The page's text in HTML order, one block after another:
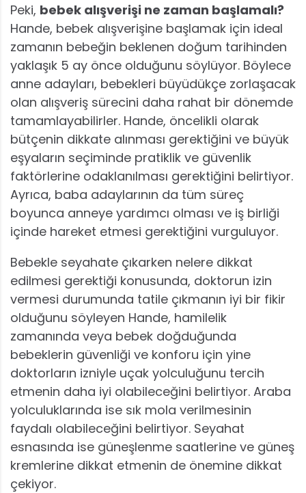
Peki, bebek alışverişi ne zaman başlamalı?
Hande, bebek alışverişine başlamak için ideal
zamanın bebeğin beklenen doğum tarihinden
yaklaşık 5 ay önce olduğunu söylüyor. Böylece
anne adayları, bebekleri büyüdükçe zorlaşacak
olan alışveriş sürecini daha rahat bir dönemde
tamamlayabilirler. Hande, öncelikli olarak
bütçenin dikkate alınması gerektiğini ve büyük
eşyaların seçiminde pratiklik ve güvenlik
faktörlerine odaklanılması gerektiğini belirtiyor.
Ayrıca, baba adaylarının da tüm süreç
boyunca anneye yardımcı olması ve iş birliği
içinde hareket etmesi gerektiğini vurguluyor.
Bebekle seyahate çıkarken nelere dikkat
edilmesi gerektiği konusunda, doktorun izin
vermesi durumunda tatile çıkmanın iyi bir fikir
olduğunu söyleyen Hande, hamilelik
zamanında veya bebek doğduğunda
bebeklerin güvenliği ve konforu için yine
doktorların izniyle uçak yolculuğunu tercih
etmenin daha iyi olabileceğini belirtiyor. Araba
yolculuklarında ise sık mola verilmesinin
faydalı olabileceğini belirtiyor. Seyahat
esnasında ise güneşlenme saatlerine ve güneş
kremlerine dikkat etmenin de önemine dikkat
çekiyor.